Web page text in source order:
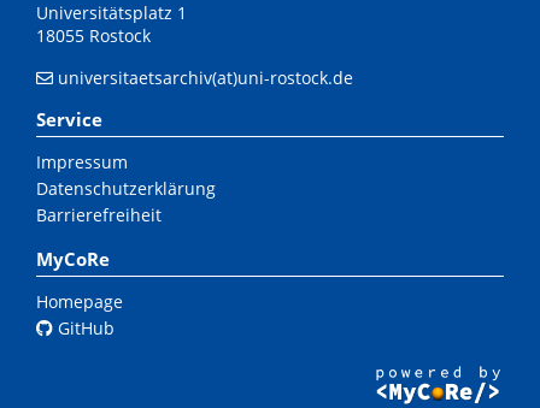
Universitätsplatz 1
18055 Rostock
universitaetsarchiv(at)uni-rostock.de
Service
Impressum
Datenschutzerklärung
Barrierefreiheit
MyCoRe
Homepage
GitHub